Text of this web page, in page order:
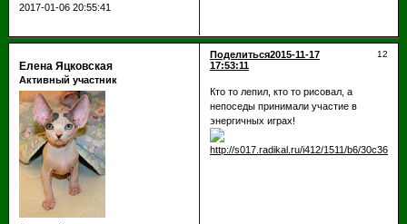
2017-01-06 20:55:41
Поделиться 12
2015-11-17
17:53:11
Елена Яцковская
Активный участник
Кто то лепил, кто то рисовал, а
непоседы принимали участие в
энергичных играх!